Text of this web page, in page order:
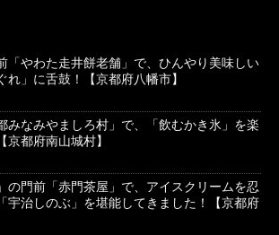
「やわた走井餅老舗」で、ひんやり美味しい
」に舌鼓！【京都府八幡市】
みなみやましろ村」で、「飲むかき氷」を楽
京都府南山城村】
の門前「赤門茶屋」で、アイスクリームを忍
宇治しのぶ」を堪能してきました！【京都府